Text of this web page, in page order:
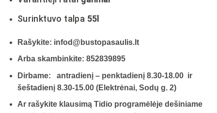
Surinktuvo talpa 55l
Rašykite: infod@bustopasaulis.lt
Arba skambinkite: 852839895
Dirbame: antradienį – penktadienį 8.30-18.00 ir
šeštadienį 8.30-15.00 (Elektrėnai, Sodų g. 2)
Ar rašykite klausimą Tidio programėlėje dešiniame